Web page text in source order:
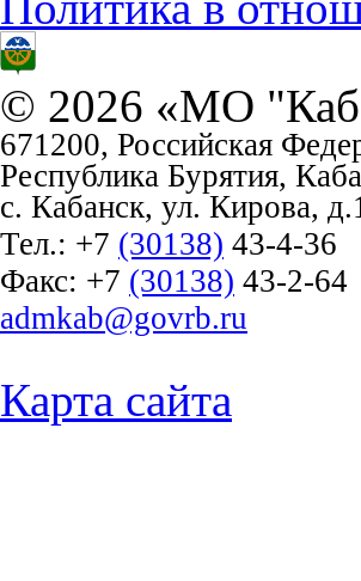
© 2026 «МО
671200, Российская
Республика Бурятия,
с. Кабанск, ул. Кирова,
Тел.: +7 (30138) 43-4-36
Факс: +7 (30138) 43-2-64
admkab@govrb.ru
Карта сайта